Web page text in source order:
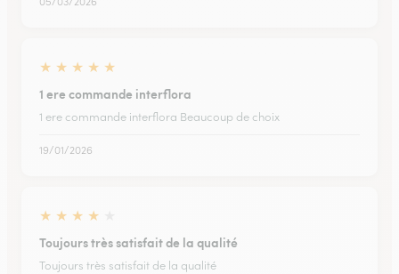
★ ★ ★ ★ ★
1 ere commande interflora
1 ere commande interflora Beaucoup de choix
19/01/2026
★ ★ ★ ★
Toujours très satisfait de la qualité
Toujours très satisfait de la qualité